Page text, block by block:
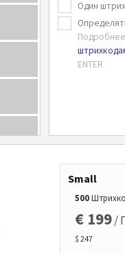
Один
ENTER
Small
500
€ 199/
$ 247